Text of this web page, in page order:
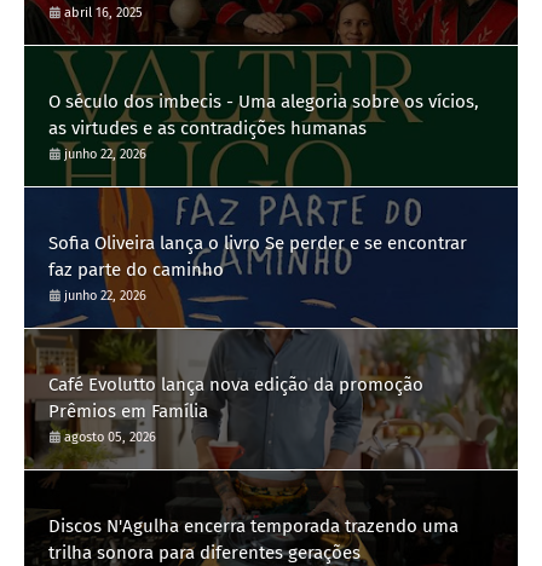
abril 16, 2025
O século dos imbecis - Uma alegoria sobre os vícios,
as virtudes e as contradições humanas
junho 22, 2026
Sofia Oliveira lança o livro Se perder e se encontrar
faz parte do caminho
junho 22, 2026
Café Evolutto lança nova edição da promoção
Prêmios em Família
agosto 05, 2026
Discos N'Agulha encerra temporada trazendo uma
trilha sonora para diferentes gerações